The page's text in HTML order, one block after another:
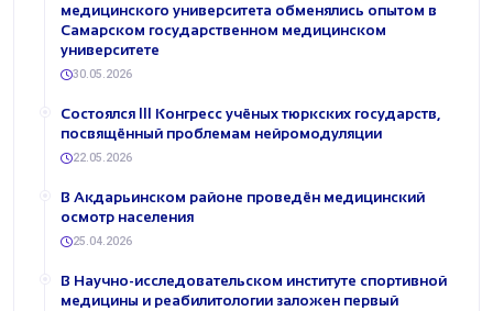
медицинского университета обменялись опытом в
Самарском государственном медицинском
университете
30.05.2026
Состоялся III Конгресс учёных тюркских государств,
посвящённый проблемам нейромодуляции
22.05.2026
В Акдарьинском районе проведён медицинский
осмотр населения
25.04.2026
В Научно-исследовательском институте спортивной
медицины и реабилитологии заложен первый